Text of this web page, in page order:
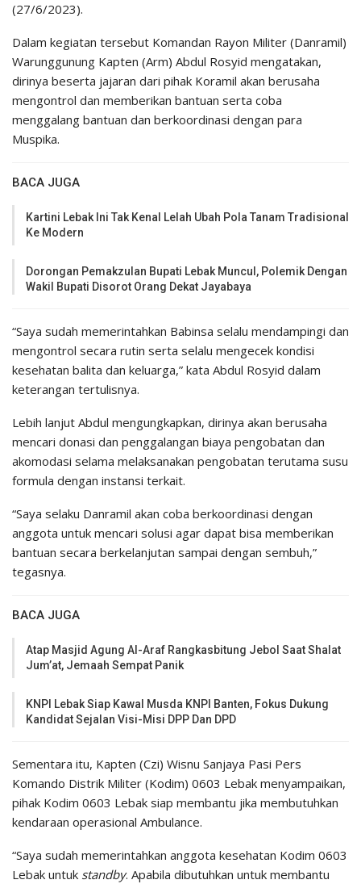
(27/6/2023).
Dalam kegiatan tersebut Komandan Rayon Militer (Danramil)
Warunggunung Kapten (Arm) Abdul Rosyid mengatakan,
dirinya beserta jajaran dari pihak Koramil akan berusaha
mengontrol dan memberikan bantuan serta coba
menggalang bantuan dan berkoordinasi dengan para
Muspika.
BACA JUGA
Kartini Lebak Ini Tak Kenal Lelah Ubah Pola Tanam Tradisional
Ke Modern
Dorongan Pemakzulan Bupati Lebak Muncul, Polemik Dengan
Wakil Bupati Disorot Orang Dekat Jayabaya
“Saya sudah memerintahkan Babinsa selalu mendampingi dan
mengontrol secara rutin serta selalu mengecek kondisi
kesehatan balita dan keluarga,” kata Abdul Rosyid dalam
keterangan tertulisnya.
Lebih lanjut Abdul mengungkapkan, dirinya akan berusaha
mencari donasi dan penggalangan biaya pengobatan dan
akomodasi selama melaksanakan pengobatan terutama susu
formula dengan instansi terkait.
“Saya selaku Danramil akan coba berkoordinasi dengan
anggota untuk mencari solusi agar dapat bisa memberikan
bantuan secara berkelanjutan sampai dengan sembuh,”
tegasnya.
BACA JUGA
Atap Masjid Agung Al-Araf Rangkasbitung Jebol Saat Shalat
Jum’at, Jemaah Sempat Panik
KNPI Lebak Siap Kawal Musda KNPI Banten, Fokus Dukung
Kandidat Sejalan Visi-Misi DPP Dan DPD
Sementara itu, Kapten (Czi) Wisnu Sanjaya Pasi Pers
Komando Distrik Militer (Kodim) 0603 Lebak menyampaikan,
pihak Kodim 0603 Lebak siap membantu jika membutuhkan
kendaraan operasional Ambulance.
“Saya sudah memerintahkan anggota kesehatan Kodim 0603
Lebak untuk standby. Apabila dibutuhkan untuk membantu